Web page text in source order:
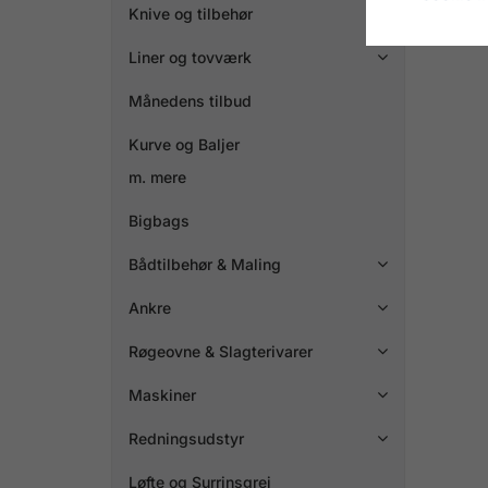
Knive og tilbehør
Liner og tovværk 
Månedens tilbud
Kurve og Baljer
m. mere
Bigbags
Bådtilbehør & Maling 
Ankre 
Røgeovne & Slagterivarer 
Maskiner 
Redningsudstyr 
Løfte og Surrinsgrej